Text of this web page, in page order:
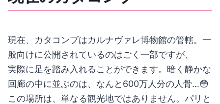
現在、カタコンブはカルナヴァレ博物館の管轄。一
般向けに公開されているのはごく一部ですが、
実際に足を踏み入れることができます。暗く静かな
回廊の中に並ぶのは、なんと600万人分の人骨…😳
この場所は、単なる観光地ではありません。パリと